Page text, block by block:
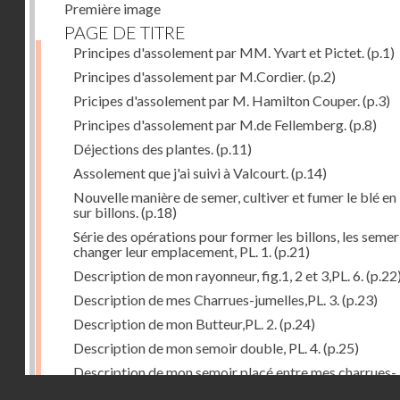
Première image
PAGE DE TITRE
Principes d'assolement par MM. Yvart et Pictet. (p.1)
Principes d'assolement par M.Cordier. (p.2)
Pricipes d'assolement par M. Hamilton Couper. (p.3)
Principes d'assolement par M.de Fellemberg. (p.8)
Déjections des plantes. (p.11)
Assolement que j'ai suivi à Valcourt. (p.14)
Nouvelle manière de semer, cultiver et fumer le blé en
sur billons. (p.18)
Série des opérations pour former les billons, les
changer leur emplacement, PL. 1. (p.21)
Description de mon rayonneur, fig.1, 2 et 3,PL. 6.
Description de mes Charrues-jumelles,PL. 3. (p.23)
Description de mon Butteur,PL. 2. (p.24)
Description de mon semoir double, PL. 4. (p.25)
Description de mon semoir placé entre mes charrues-